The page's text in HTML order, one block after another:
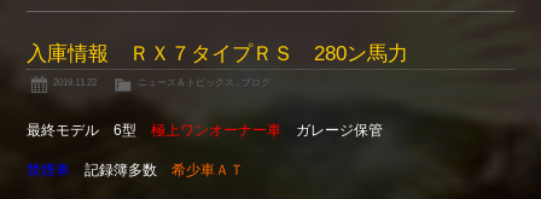
入庫情報 ＲＸ７タイプＲＳ 280ン馬力
2019.11.22 ニュース＆トピックス ブログ
最終モデル 6型極上ワンオーナー車 ガレージ保管
禁煙車記録簿多数希少車ＡＴ